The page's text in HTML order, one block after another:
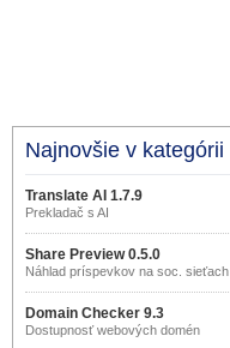
Najnovšie v kategórii
Translate AI 1.7.9
Prekladač s AI
Share Preview 0.5.0
Náhlad príspevkov na soc. sieťach
Domain Checker 9.3
Dostupnosť webových domén